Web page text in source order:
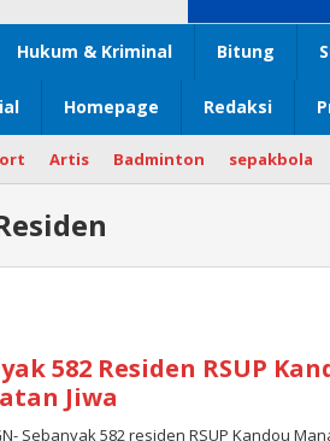
Hukum & Kriminal Bitung
Homepage Redaksi
Artis Badminton sepakbola
582 Residen RSUP
Jiwa
Sebanyak 582 residen RSUP Kandou